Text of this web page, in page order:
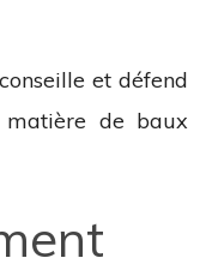
et défend
de baux